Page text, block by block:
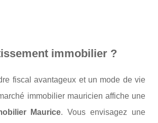
immobilier ?
fiscal avantageux et un mode de vie
immobilier mauricien affiche une
Maurice. Vous envisagez une